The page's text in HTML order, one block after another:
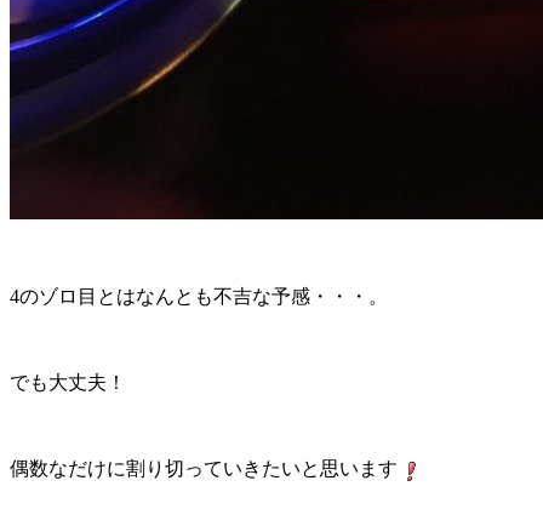
4のゾロ目とはなんとも不吉な予感・・・。
でも大丈夫！
偶数なだけに割り切っていきたいと思います